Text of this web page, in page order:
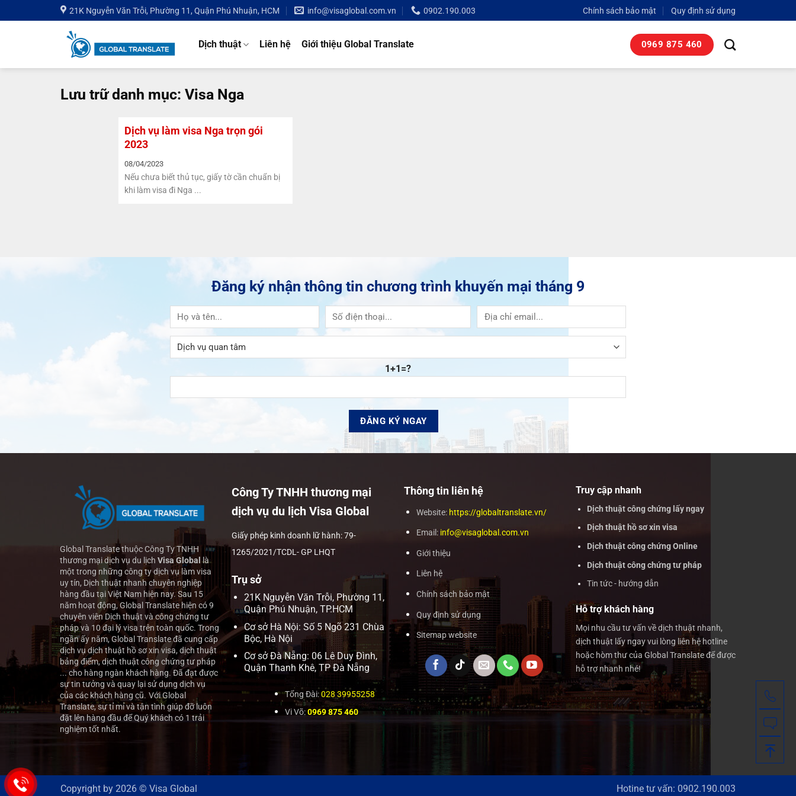
qua
21K Nguyễn Văn Trỗi, Phường 11, Quận Phú Nhuận, HCM info@visaglobal.com.vn 0902.190.003 Chính sách bảo mật Quy định sử dụng
Dịch thuật Liên hệ Giới thiệu Global Translate 0969 875 460
Lưu trữ danh mục: Visa Nga
Dịch vụ làm visa Nga trọn gói
2023
08/04/2023
Nếu chưa biết thủ tục, giấy tờ cần chuẩn bị
khi làm visa đi Nga ...
Đăng ký nhận thông tin chương trình khuyến mại tháng 9
1+1=?
Global Translate thuộc Công Ty TNHH
thương mại dịch vụ du lịch Visa Global là
một trong những công ty dịch vụ làm visa
uy tín, Dịch thuật nhanh chuyên nghiệp
hàng đầu tại Việt Nam hiện nay.Sau 15
năm hoạt động, Global Translate hiện có 9
chuyên viên Dịch thuật và công chứng tư
pháp và 10 đại lý visa trên toàn quốc. Trong
ngần ấy năm, Global Translate đã cung cấp
dịch vụ dịch thuật hồ sơ xin visa, dịch thuật
bảng điểm, dịch thuật công chứng tư pháp
... cho hàng ngàn khách hàng. Đã đạt được
sự tin tưởng và quay lại sử dụng dịch vụ
của các khách hàng cũ. Với Global
Translate, sự tỉ mỉ và tận tình giúp đỡ luôn
đặt lên hàng đầu để Quý khách có 1 trải
nghiệm tốt nhất.
Công Ty TNHH thương mại
dịch vụ du lịch Visa Global
Giấy phép kinh doanh lữ hành: 79-
1265/2021/TCDL- GP LHQT
Trụ sở
21K Nguyễn Văn Trỗi, Phường 11,
Quận Phú Nhuận, TP.HCM
Cơ sở Hà Nội: Số 5 Ngõ 231 Chùa
Bộc, Hà Nội
Cơ sở Đà Nẵng: 06 Lê Duy Đình,
Quận Thanh Khê, TP Đà Nẵng
Tổng Đài:028 39955258
Vi Võ:0969 875 460
Thông tin liên hệ
Website:https://globaltranslate.vn/
Email: info@visaglobal.com.vn
Giới thiệu
Liên hệ
Chính sách bảo mật
Quy định sử dụng
Sitemap website
Truy cập nhanh
Dịch thuật công chứng lấy ngay
Dịch thuật hồ sơ xin visa
Dịch thuật công chứng Online
Dịch thuật công chứng tư pháp
Tin tức - hướng dẫn
Hỗ trợ khách hàng
Mọi nhu cầu tư vấn về dịch thuật nhanh,
dịch thuật lấy ngay vui lòng liên hệ hotline
hoặc hòm thư của Global Translate để được
hỗ trợ nhanh nhé!
Hotine tư vấn: 0902.190.003
Copyright by 2026 © Visa Global